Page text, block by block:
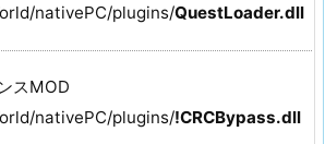
nativePC/plugins/QuestLoader.dll
スMOD
nativePC/plugins/!CRCBypass.dll